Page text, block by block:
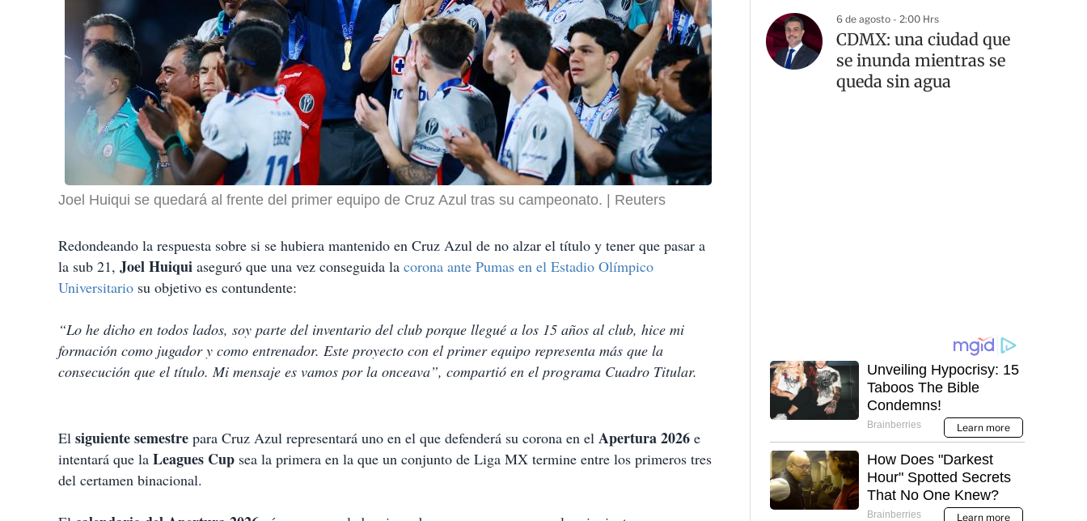
Joel Huiqui se quedará al frente del primer equipo de Cruz Azul tras su campeonato. Reuters
Redondeando la respuesta sobre si se hubiera mantenido en Cruz Azul de no alzar el título y tener que pasar a
la sub 21, Joel Huiqui aseguró que una vez conseguida la corona ante Pumas en el Estadio Olímpico
Universitario su objetivo es contundente:
“Lo he dicho en todos lados, soy parte del inventario del club porque llegué a los 15 años al club, hice mi
formación como jugador y como entrenador. Este proyecto con el primer equipo representa más que la
consecución que el título. Mi mensaje es vamos por la onceava”, compartió en el programa Cuadro Titular.
El siguiente semestre para Cruz Azul representará uno en el que defenderá su corona en el Apertura 2026 e
intentará que la Leagues Cup sea la primera en la que un conjunto de Liga MX termine entre los primeros tres
del certamen binacional.
6 de agosto - 2:00 Hrs
CDMX: una ciudad que
se inunda mientras se
queda sin agua